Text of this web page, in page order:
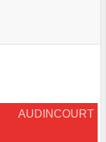
AUDINCOURT